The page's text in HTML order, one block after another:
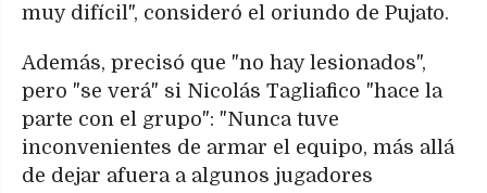
muy difícil", consideró el oriundo de Pujato.
Además, precisó que "no hay lesionados",
pero "se verá" si Nicolás Tagliafico "hace la
parte con el grupo": "Nunca tuve
inconvenientes de armar el equipo, más allá
de dejar afuera a algunos jugadores